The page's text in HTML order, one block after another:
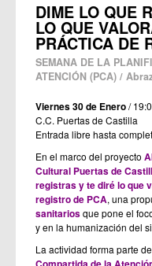
DIME LO QUE
LO QUE
PRÁCTICA DE
SEMANA DE LA
ATENCIÓN (PCA) /
Viernes 30 de Enero/
C.C. Puertas de Castilla
Entrada libre hasta
En el marco del proyecto
Cultural Puertas de
registras y te diré lo que
registro de PCA, una
sanitariosque pone el
y en la humanización del
La actividad forma parte